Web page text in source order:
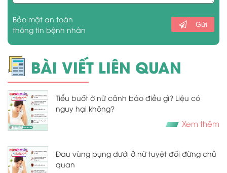
Bảo mật an toàn
thông tin bệnh nhân
Gửi
BÀI VIẾT LIÊN QUAN
Tiểu buốt ở nữ cảnh báo điều gì? Liệu có
nguy hại không?
Xem thêm
Đau vùng bụng dưới ở nữ tuyệt đối đừng chủ
quan